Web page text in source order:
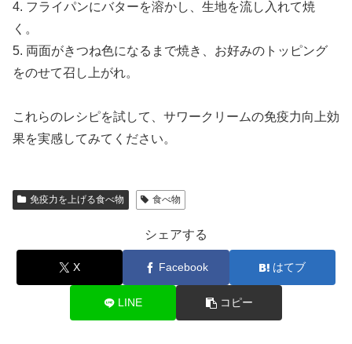
4. フライパンにバターを溶かし、生地を流し入れて焼
く。
5. 両面がきつね色になるまで焼き、お好みのトッピング
をのせて召し上がれ。
これらのレシピを試して、サワークリームの免疫力向上効
果を実感してみてください。
免疫力を上げる食べ物 食べ物
シェアする
X Facebook はてブ
LINE コピー